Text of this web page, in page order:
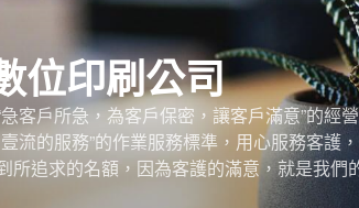
位印刷公司
客戶所急，為客戶保密，讓客戶滿意”的經
流的服務”的作業服務標準，用心服務客護
追求的名額，因為客護的滿意，就是我們